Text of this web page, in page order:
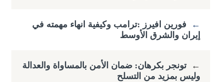
←
فورين افيرز :ترامب وكيفية انهاء مهمته في
إيران والشرق الأوسط
← تونجر بكرهان: ضمان الأمن بالمساواة والعدالة
وليس بمزيد من التسلح